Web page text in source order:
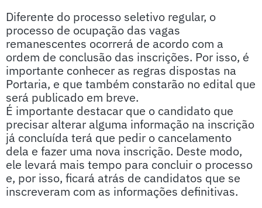
Diferente do processo seletivo regular, o
processo de ocupação das vagas
remanescentes ocorrerá de acordo com a
ordem de conclusão das inscrições. Por isso, é
importante conhecer as regras dispostas na
Portaria, e que também constarão no edital que
será publicado em breve.
É importante destacar que o candidato que
precisar alterar alguma informação na inscrição
já concluída terá que pedir o cancelamento
dela e fazer uma nova inscrição. Deste modo,
ele levará mais tempo para concluir o processo
e, por isso, ficará atrás de candidatos que se
inscreveram com as informações definitivas.